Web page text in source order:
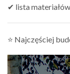
✔ lista materiałów
⭐ Najczęściej